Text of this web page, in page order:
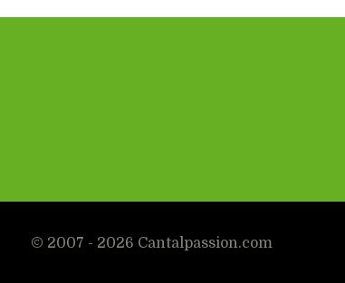
© 2007 - 2026 Cantalpassion.com